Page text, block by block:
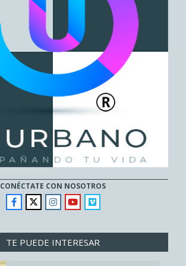
CONÉCTATE CON NOSOTROS
TE PUEDE INTERESAR